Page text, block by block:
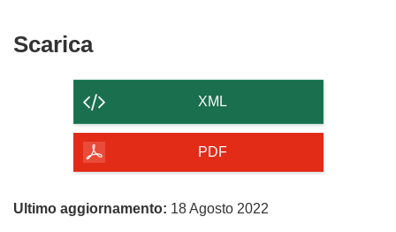
ScaricaScarica
contenuto
della
pagina
XML
PDF
Ultimo aggiornamento: 18 Agosto 2022